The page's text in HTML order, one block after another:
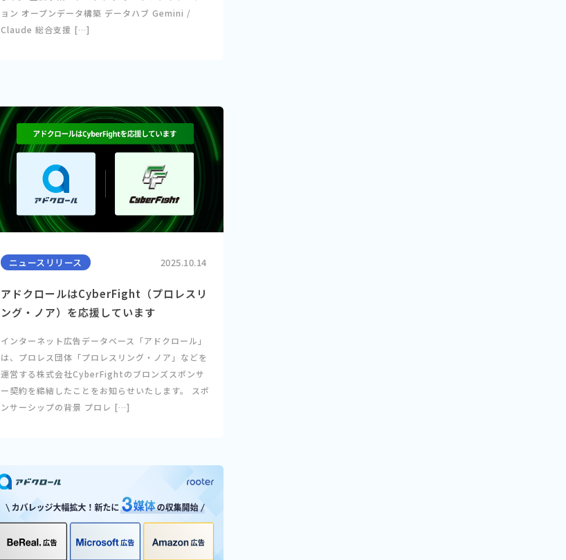
ョン オープンデータ構築 データハブ Gemini /
Claude 総合支援 […]
ニュースリリース 2025.10.14
アドクロールはCyberFight（プロレスリ
ング・ノア）を応援しています
インターネット広告データベース「アドクロール」
は、プロレス団体「プロレスリング・ノア」などを
運営する株式会社CyberFightのブロンズスポンサ
ー契約を締結したことをお知らせいたします。 スポ
ンサーシップの背景 プロレ […]